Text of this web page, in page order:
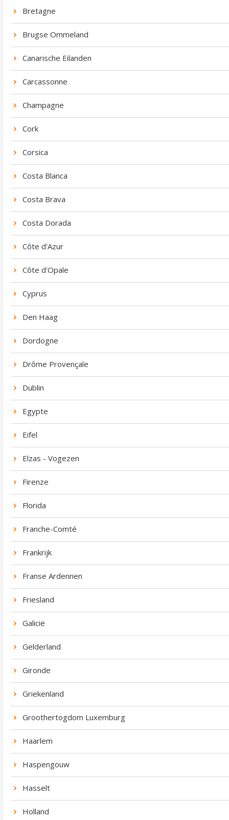
Bretagne
Brugse Ommeland
Canarische Eilanden
Carcassonne
Champagne
Cork
Corsica
Costa Blanca
Costa Brava
Costa Dorada
Côte d'Azur
Côte d'Opale
Cyprus
Den Haag
Dordogne
Drôme Provençale
Dublin
Egypte
Eifel
Elzas - Vogezen
Firenze
Florida
Franche-Comté
Frankrijk
Franse Ardennen
Friesland
Galicië
Gelderland
Gironde
Griekenland
Groothertogdom Luxemburg
Haarlem
Haspengouw
Hasselt
Holland